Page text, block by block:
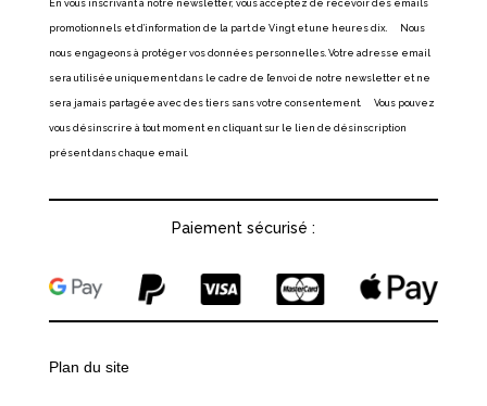
En vous inscrivant à notre newsletter, vous acceptez de recevoir des emails
promotionnels et d’information de la part de Vingt et une heures dix. Nous
nous engageons à protéger vos données personnelles. Votre adresse email
sera utilisée uniquement dans le cadre de l’envoi de notre newsletter et ne
sera jamais partagée avec des tiers sans votre consentement. Vous pouvez
vous désinscrire à tout moment en cliquant sur le lien de désinscription
présent dans chaque email.
Paiement sécurisé :
Plan du site